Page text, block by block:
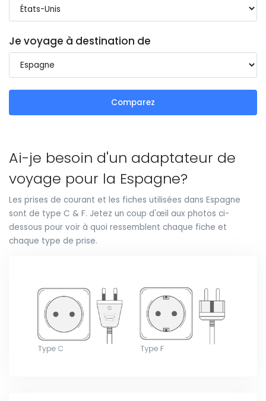
Je voyage à destination de
Comparez
Ai-je besoin d'un adaptateur de
voyage pour la Espagne?
Les prises de courant et les fiches utilisées dans Espagne
sont de type C & F. Jetez un coup d'œil aux photos ci-
dessous pour voir à quoi ressemblent chaque fiche et
chaque type de prise.